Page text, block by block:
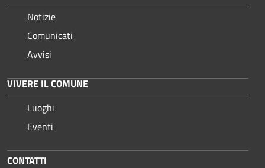
Notizie
Comunicati
Avvisi
VIVERE IL COMUNE
Luoghi
Eventi
CONTATTI